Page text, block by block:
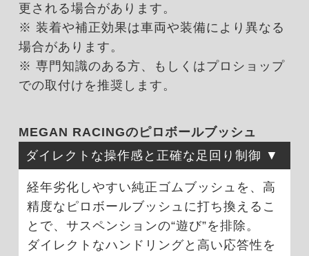
更される場合があります。
※ 装着や補正効果は車両や装備により異なる
場合があります。
※ 専門知識のある方、もしくはプロショップ
での取付けを推奨します。
MEGAN RACINGのピロボールブッシュ
ダイレクトな操作感と正確な足回り制御
経年劣化しやすい純正ゴムブッシュを、高
精度なピロボールブッシュに打ち換えるこ
とで、サスペンションの“遊び”を排除。
ダイレクトなハンドリングと高い応答性を